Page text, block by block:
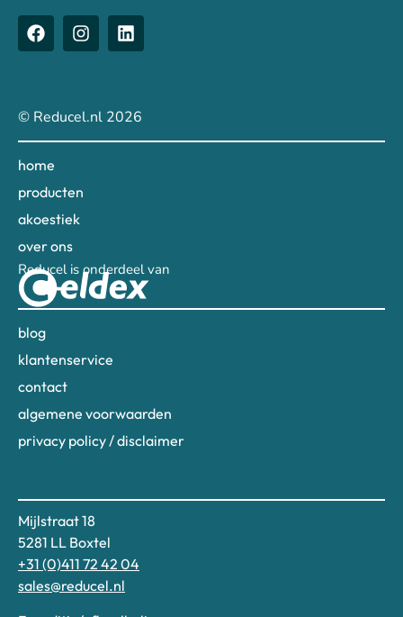
© Reducel.nl 2026
home
producten
akoestiek
over ons
Reducel is onderdeel van
blog
klantenservice
contact
algemene voorwaarden
privacy policy / disclaimer
Mijlstraat 18
5281 LL Boxtel
+31 (0)411 72 42 04
sales@reducel.nl